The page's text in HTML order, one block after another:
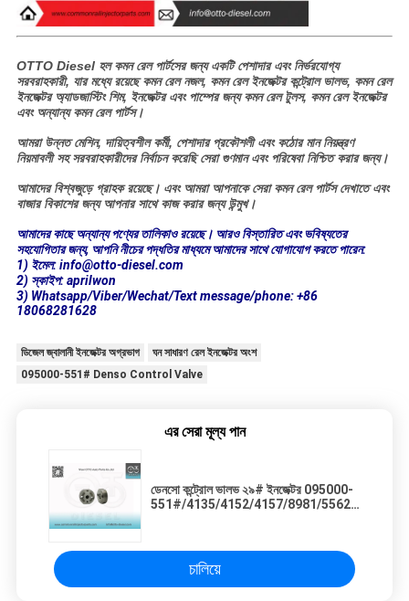
OTTO Diesel হল কমন রেল পার্টসের জন্য একটি পেশাদার এবং নির্ভরযোগ্য
সরবরাহকারী, যার মধ্যে রয়েছে কমন রেল নজল, কমন রেল ইনজেক্টর কন্ট্রোল ভালভ, কমন রেল
ইনজেক্টর অ্যাডজাস্টিং শিম, ইনজেক্টর এবং পাম্পের জন্য কমন রেল টুলস, কমন রেল ইনজেক্টর
এবং অন্যান্য কমন রেল পার্টস।
আমরা উন্নত মেশিন, দায়িত্বশীল কর্মী, পেশাদার প্রকৌশলী এবং কঠোর মান নিয়ন্ত্রণ
নিয়মাবলী সহ সরবরাহকারীদের নির্বাচন করেছি সেরা গুণমান এবং পরিষেবা নিশ্চিত করার জন্য।
আমাদের বিশ্বজুড়ে গ্রাহক রয়েছে। এবং আমরা আপনাকে সেরা কমন রেল পার্টস দেখাতে এবং
বাজার বিকাশের জন্য আপনার সাথে কাজ করার জন্য উন্মুখ।
আমাদের কাছে অন্যান্য পণ্যের তালিকাও রয়েছে। আরও বিস্তারিত এবং ভবিষ্যতের
সহযোগিতার জন্য, আপনি নীচের পদ্ধতির মাধ্যমে আমাদের সাথে যোগাযোগ করতে পারেন:
1) ইমেল: info@otto-diesel.com
2) স্কাইপ: aprilwon
3) Whatsapp/Viber/Wechat/Text message/phone: +86
18068281628
ডিজেল জ্বালানী ইনজেক্টর অগ্রভাগ
ঘন সাধারণ রেল ইনজেক্টর অংশ
095000-551# Denso Control Valve
এর সেরা মূল্য পান
ডেনসো কন্ট্রোল ভালভ ২৯# ইনজেক্টর 095000-
551#/4135/4152/4157/8981/5562
চালিয়ে